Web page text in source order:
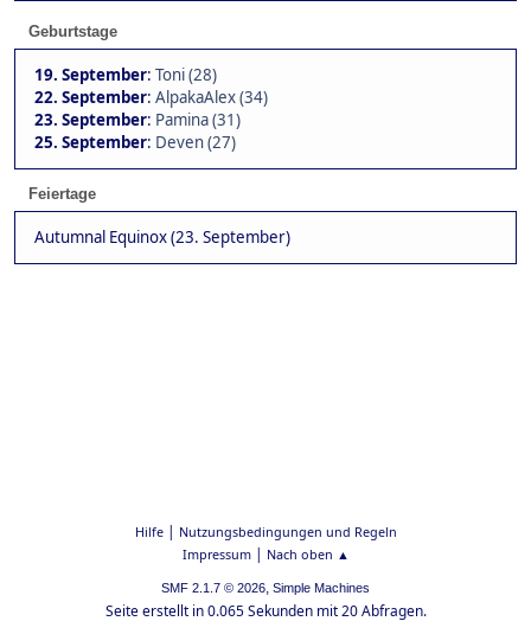
Geburtstage
19. September: Toni (28)
22. September: AlpakaAlex (34)
23. September: Pamina (31)
25. September: Deven (27)
Feiertage
Autumnal Equinox (23. September)
Hilfe| Nutzungsbedingungen und Regeln
Impressum| Nach oben ▲
SMF 2.1.7 © 2026, Simple Machines
Seite erstellt in 0.065 Sekunden mit 20 Abfragen.